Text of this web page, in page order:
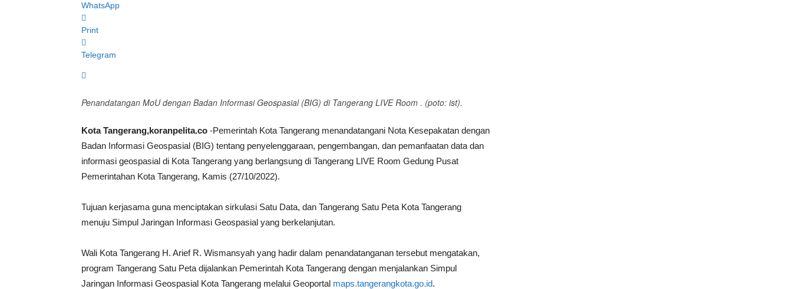
WhatsApp
Print
Telegram
Penandatangan MoU dengan Badan Informasi Geospasial (BIG) di Tangerang LIVE Room . (poto: ist).
Kota Tangerang,koranpelita.co -Pemerintah Kota Tangerang menandatangani Nota Kesepakatan dengan
Badan Informasi Geospasial (BIG) tentang penyelenggaraan, pengembangan, dan pemanfaatan data dan
informasi geospasial di Kota Tangerang yang berlangsung di Tangerang LIVE Room Gedung Pusat
Pemerintahan Kota Tangerang, Kamis (27/10/2022).
Tujuan kerjasama guna menciptakan sirkulasi Satu Data, dan Tangerang Satu Peta Kota Tangerang
menuju Simpul Jaringan Informasi Geospasial yang berkelanjutan.
Wali Kota Tangerang H. Arief R. Wismansyah yang hadir dalam penandatanganan tersebut mengatakan,
program Tangerang Satu Peta dijalankan Pemerintah Kota Tangerang dengan menjalankan Simpul
Jaringan Informasi Geospasial Kota Tangerang melalui Geoportal maps.tangerangkota.go.id.